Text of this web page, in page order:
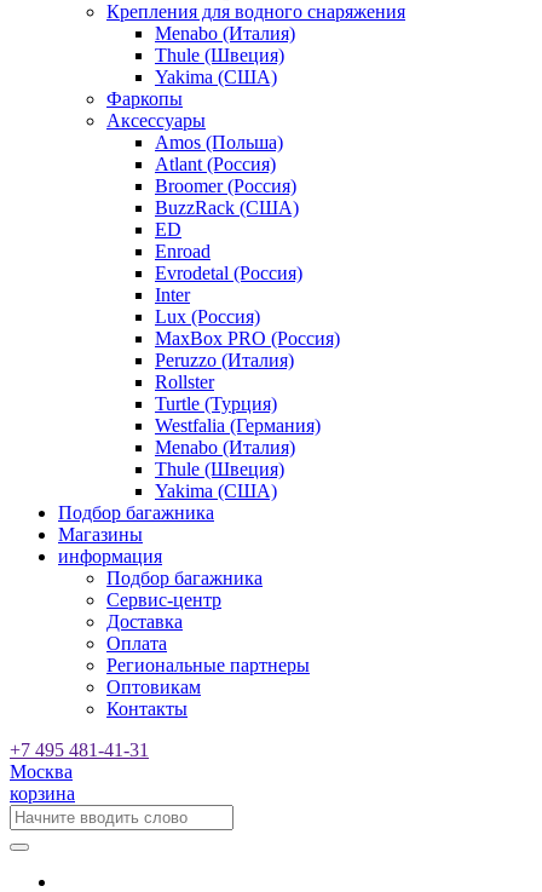
Крепления для водного снаряжения
Menabo (Италия)
Thule (Швеция)
Yakima (США)
Фаркопы
Аксессуары
Amos (Польша)
Atlant (Россия)
Broomer (Россия)
BuzzRack (США)
ED
Enroad
Evrodetal (Россия)
Inter
Lux (Россия)
MaxBox PRO (Россия)
Peruzzo (Италия)
Rollster
Turtle (Турция)
Westfalia (Германия)
Menabo (Италия)
Thule (Швеция)
Yakima (США)
Подбор багажника
Магазины
информация
Подбор багажника
Сервис-центр
Доставка
Оплата
Региональные партнеры
Оптовикам
Контакты
+7 495 481-41-31
Москва
корзина